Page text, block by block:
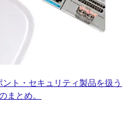
ト・セキュリティ製品を扱う
まとめ。